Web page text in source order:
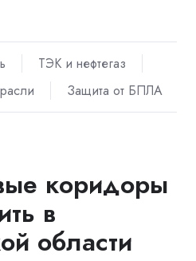
ТЭК и нефтегаз
Защита от БПЛА
коридоры
в
области